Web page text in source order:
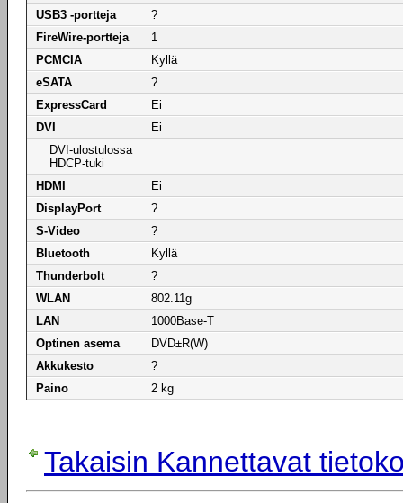
USB3 -portteja
?
FireWire-portteja
1
PCMCIA
Kyllä
eSATA
?
ExpressCard
Ei
DVI
Ei
DVI-ulostulossa
HDCP-tuki
HDMI
Ei
DisplayPort
?
S-Video
?
Bluetooth
Kyllä
Thunderbolt
?
WLAN
802.11g
LAN
1000Base-T
Optinen asema
DVD±R(W)
Akkukesto
?
Paino
2 kg
Takaisin Kannettavat